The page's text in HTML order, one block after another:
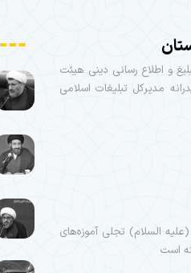
و اطلاع رسانی دینی هیئت
مدیرکل تبلیغات اسلامی
السلام) تجلی آموزه‌های
است